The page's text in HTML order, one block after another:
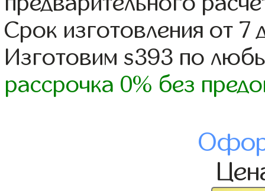
Срок изготовления от 7
Изготовим s393 по
рассрочка 0% без